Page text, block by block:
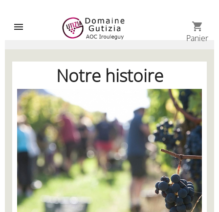
 shopping_cart
Panier
Notre histoire